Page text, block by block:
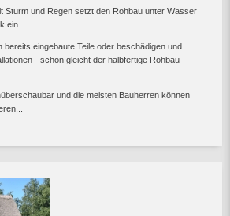
Sturm und Regen setzt den Rohbau unter Wasser
ein...
bereits eingebaute Teile oder beschädigen und
- schon gleicht der halbfertige Rohbau
und die meisten Bauherren können